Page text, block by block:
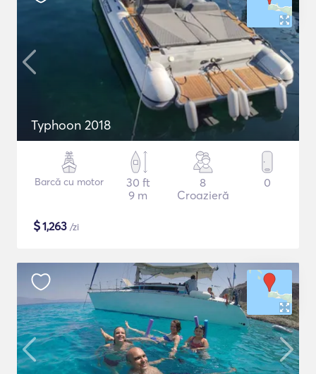
Typhoon 2018
Barcă cu motor
30 ft
9 m
8
Croazieră
0
$1,263 /zi